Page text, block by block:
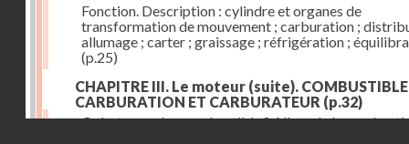
Fonction. Description : cylindre et organes de
transformation de mouvement ; carburation ;
allumage ; carter ; graissage ; réfrigération ;
(p.25)
CHAPITRE III. Le moteur (suite).
CARBURATION ET CARBURATEUR (p.32)
Qu'est-ce qu'un combustible ? Allure de la